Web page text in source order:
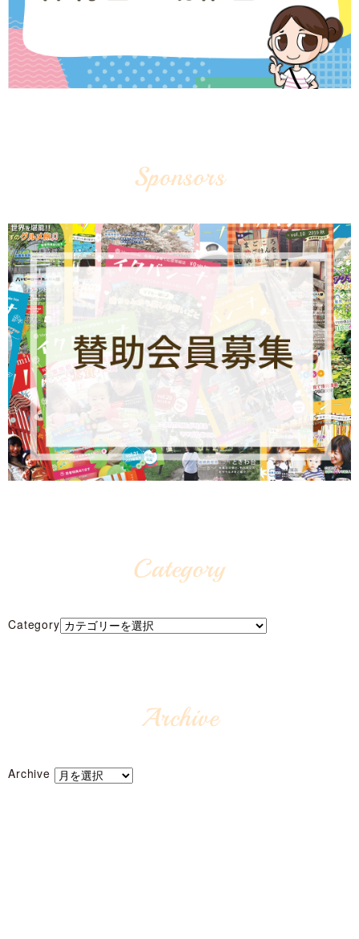
Sponsors
Category
Category
Archive
Archive